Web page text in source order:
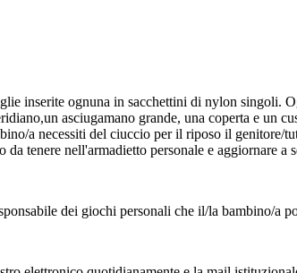
inserite ognuna in sacchettini di nylon singoli.
asciugamano grande, una coperta e un
a necessiti del ciuccio per il riposo il genitore/
da tenere nell'armadietto personale e aggiornare a
dei giochi personali che il/la bambino/a